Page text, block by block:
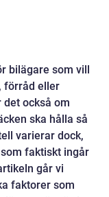
bilägare som vill
förråd eller
också om
ska hålla så
varierar dock,
faktiskt ingår
går vi
faktorer som